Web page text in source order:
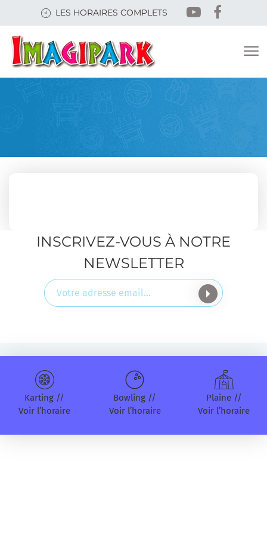
content
LES HORAIRES COMPLETS
INSCRIVEZ-VOUS À NOTRE
NEWSLETTER
Karting //
Voir l’horaire
Bowling //
Voir l’horaire
Plaine //
Voir l’horaire